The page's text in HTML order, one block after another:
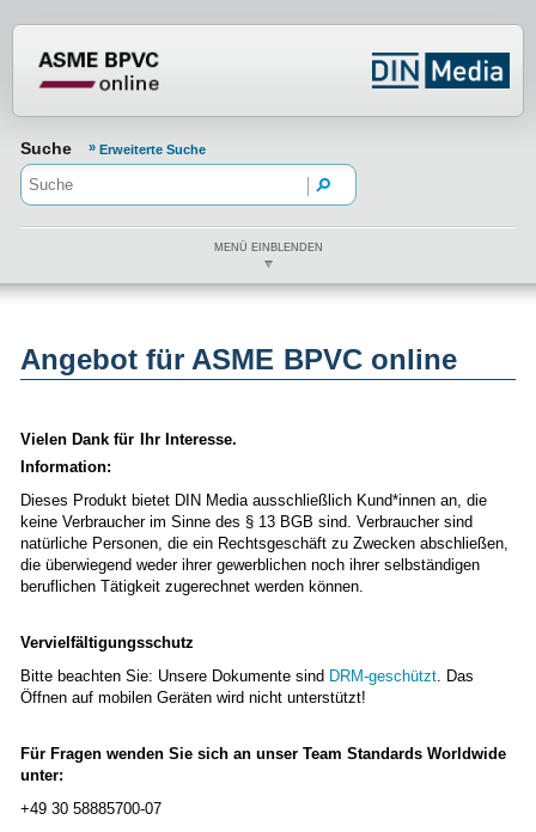
Suche Erweiterte Suche
MENÜ EINBLENDEN
Angebot für ASME BPVC online
Vielen Dank für Ihr Interesse.
Information:
Dieses Produkt bietet DIN Media ausschließlich Kund*innen an, die
keine Verbraucher im Sinne des § 13 BGB sind. Verbraucher sind
natürliche Personen, die ein Rechtsgeschäft zu Zwecken abschließen,
die überwiegend weder ihrer gewerblichen noch ihrer selbständigen
beruflichen Tätigkeit zugerechnet werden können.
Vervielfältigungsschutz
Bitte beachten Sie: Unsere Dokumente sind DRM-geschützt. Das
Öffnen auf mobilen Geräten wird nicht unterstützt!
Für Fragen wenden Sie sich an unser Team Standards Worldwide
unter:
+49 30 58885700-07